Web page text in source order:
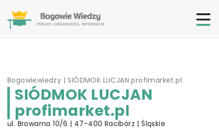
Bogowiewiedzy |SIÓDMOK LUCJAN profimarket.pl
SIÓDMOK LUCJAN
profimarket.pl
ul. Browarna 10/6 | 47-400 Racibórz | Śląskie